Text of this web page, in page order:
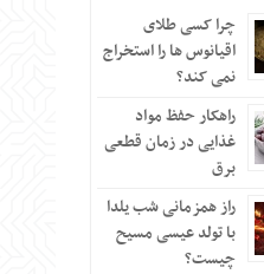
چرا کسی طلای
اقیانوس ها را استخراج
نمی کند؟
راهکار حفظ مواد
غذایی در زمان قطعی
برق
راز همزمانی شب یلدا
با تولد عیسی مسیح
چیست؟